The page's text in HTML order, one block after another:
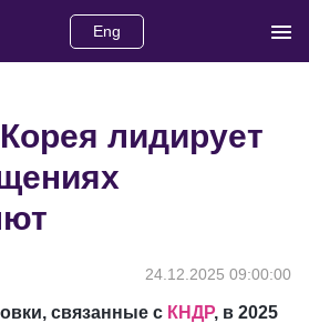
Eng
лидирует
24.12.2025 09:00:00
связанные с КНДР, в 2025